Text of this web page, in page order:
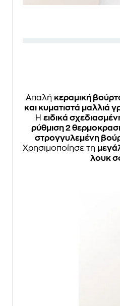
Απαλή κεραμική
και κυματιστά μαλλιά
Η ειδικά
ρύθμιση 2
στρογγυλεμένη
Χρησιμοποίησε τη
λουκ